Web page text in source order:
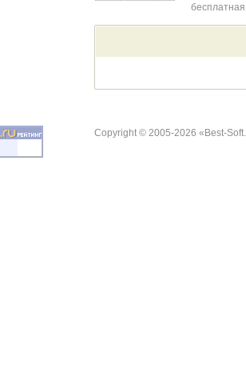
бесплатная
Copyright © 2005-2026 «Best-